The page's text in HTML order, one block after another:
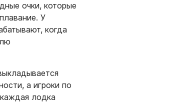
очки, которые
У
когда
а игроки по
лодка